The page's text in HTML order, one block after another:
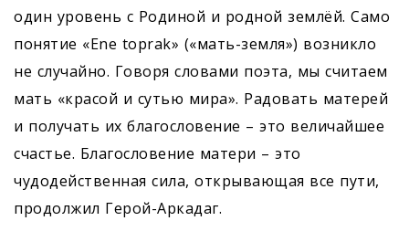
один уровень с Родиной и родной землёй. Само
понятие «Ene toprak» («мать-земля») возникло
не случайно. Говоря словами поэта, мы считаем
мать «красой и сутью мира». Радовать матерей
и получать их благословение – это величайшее
счастье. Благословение матери – это
чудодейственная сила, открывающая все пути,
продолжил Герой-Аркадаг.